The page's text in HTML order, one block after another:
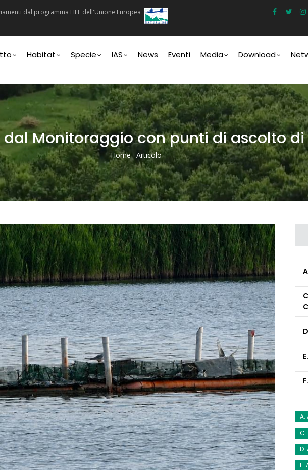
dal programma LIFE dell'Unione Europea
Habitat Specie IAS News Eventi Media Download
Monitoraggio con punti di ascolto di
Briciole
Di
Pane
Home -Articolo
A.
C.
D.
E.